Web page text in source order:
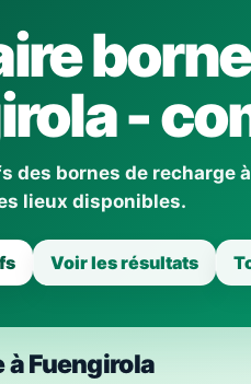
-
des bornes de recharge
lieux disponibles.
Voir les résultats
à Fuengirola